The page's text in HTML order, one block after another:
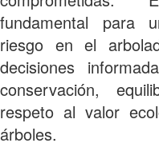
fundamental para
riesgo en el
decisiones
conservación,
respeto al valor
árboles.